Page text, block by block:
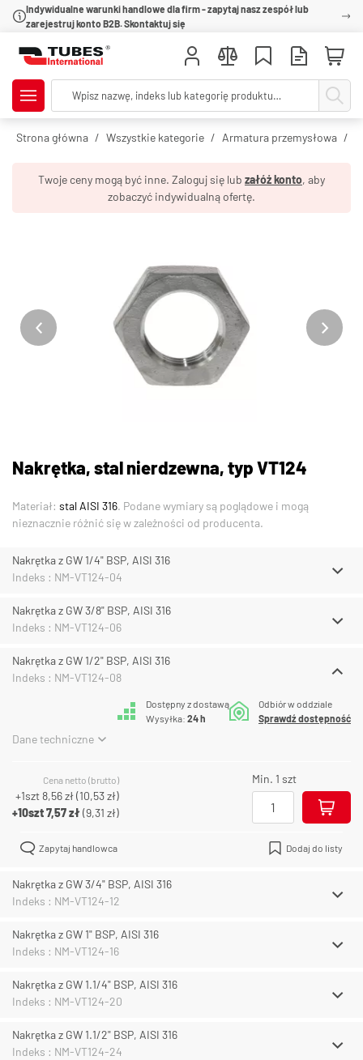
Indywidualne warunki handlowe dla firm - zapytaj nasz zespół lub
zarejestruj konto B2B. Skontaktuj się
Strona główna Wszystkie kategorie Armatura przemysłowa
Twoje ceny mogą być inne. Zaloguj się lub załóż konto, aby
zobaczyć indywidualną ofertę.
Nakrętka, stal nierdzewna, typ VT124
Materiał: stal AISI 316. Podane wymiary są poglądowe i mogą
nieznacznie różnić się w zależności od producenta.
Nakrętka z GW 1/4" BSP, AISI 316
Indeks : NM-VT124-04
Nakrętka z GW 3/8" BSP, AISI 316
Indeks : NM-VT124-06
Nakrętka z GW 1/2" BSP, AISI 316
Indeks : NM-VT124-08
Dostępny z dostawą
Wysyłka: 24 h
Odbiór w oddziale
Sprawdź dostępność
Dane techniczne
Cena netto (brutto)
+1szt 8,56 zł(10,53 zł)
+10szt7,57 zł(9,31 zł)
Min. 1 szt
Zapytaj handlowca Dodaj do listy
Nakrętka z GW 3/4" BSP, AISI 316
Indeks : NM-VT124-12
Nakrętka z GW 1" BSP, AISI 316
Indeks : NM-VT124-16
Nakrętka z GW 1.1/4" BSP, AISI 316
Indeks : NM-VT124-20
Nakrętka z GW 1.1/2" BSP, AISI 316
Indeks : NM-VT124-24